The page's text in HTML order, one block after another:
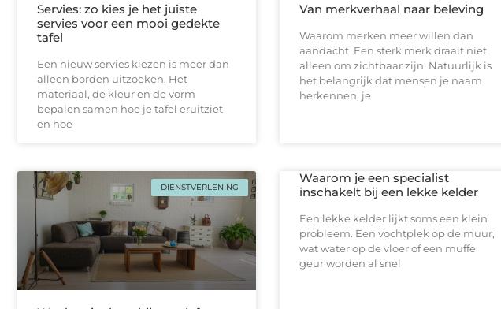
Servies: zo kies je het juiste
servies voor een mooi gedekte
tafel
Een nieuw servies kiezen is meer dan
alleen borden uitzoeken. Het
materiaal, de kleur en de vorm
bepalen samen hoe je tafel eruitziet
en hoe
Van merkverhaal naar beleving
Waarom merken meer willen dan
aandacht Een sterk merk draait niet
alleen om zichtbaar zijn. Natuurlijk is
het belangrijk dat mensen je naam
herkennen, je
DIENSTVERLENING
Waarom je een specialist
inschakelt bij een lekke kelder
Een lekke kelder lijkt soms een klein
probleem. Een vochtplek op de muur,
wat water op de vloer of een muffe
geur worden al snel